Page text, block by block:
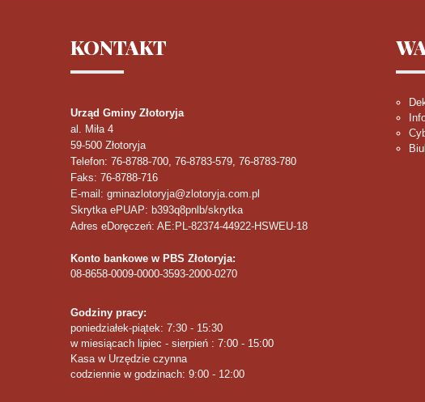
KONTAKT
Urząd Gminy Złotoryja
al. Miła 4
59-500 Złotoryja
Telefon: 76-8788-700, 76-8783-579, 76-8783-780
Faks: 76-8788-716
E-mail: gminazlotoryja@zlotoryja.com.pl
Skrytka ePUAP: b393q8pnlb/skrytka
Adres eDoręczeń: AE:PL-82374-44922-HSWEU-18
Konto bankowe w PBS Złotoryja:
08-8658-0009-0000-3593-2000-0270
Godziny pracy:
poniedziałek-piątek: 7:30 - 15:30
w miesiącach lipiec - sierpień : 7:00 - 15:00
Kasa w Urzędzie czynna
codziennie w godzinach: 9:00 - 12:00